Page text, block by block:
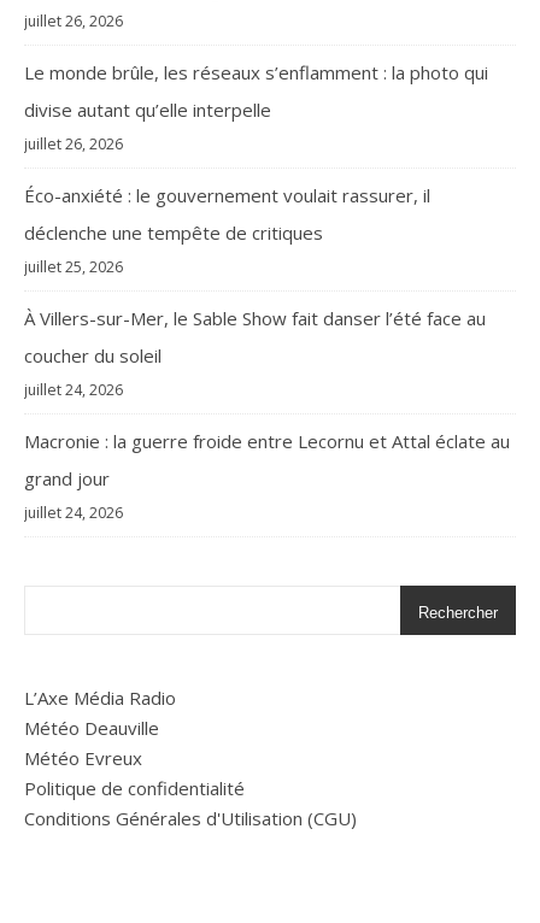
juillet 26, 2026
Le monde brûle, les réseaux s’enflamment : la photo qui
divise autant qu’elle interpelle
juillet 26, 2026
Éco-anxiété : le gouvernement voulait rassurer, il
déclenche une tempête de critiques
juillet 25, 2026
À Villers-sur-Mer, le Sable Show fait danser l’été face au
coucher du soleil
juillet 24, 2026
Macronie : la guerre froide entre Lecornu et Attal éclate au
grand jour
juillet 24, 2026
Rechercher
L’Axe Média Radio
Météo Deauville
Météo Evreux
Politique de confidentialité
Conditions Générales d'Utilisation (CGU)